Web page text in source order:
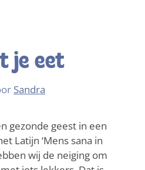
je eet
Sandra
gezonde geest in een
Latijn ‘Mens sana in
wij de neiging om